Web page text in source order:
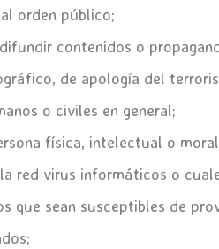
orden público;
contenidos o
de apología del
o civiles en general;
física, intelectual o
red virus informáticos o
que sean susceptibles de